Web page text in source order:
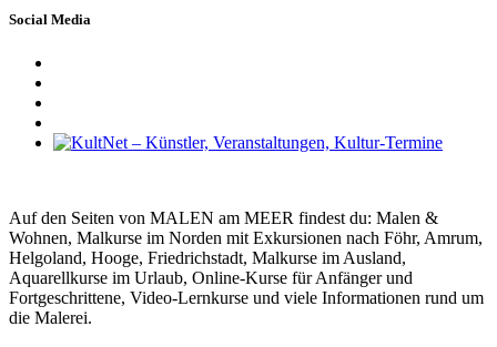
Social Media
Auf den Seiten von MALEN am MEER findest du: Malen &
Wohnen, Malkurse im Norden mit Exkursionen nach Föhr, Amrum,
Helgoland, Hooge, Friedrichstadt, Malkurse im Ausland,
Aquarellkurse im Urlaub, Online-Kurse für Anfänger und
Fortgeschrittene, Video-Lernkurse und viele Informationen rund um
die Malerei.